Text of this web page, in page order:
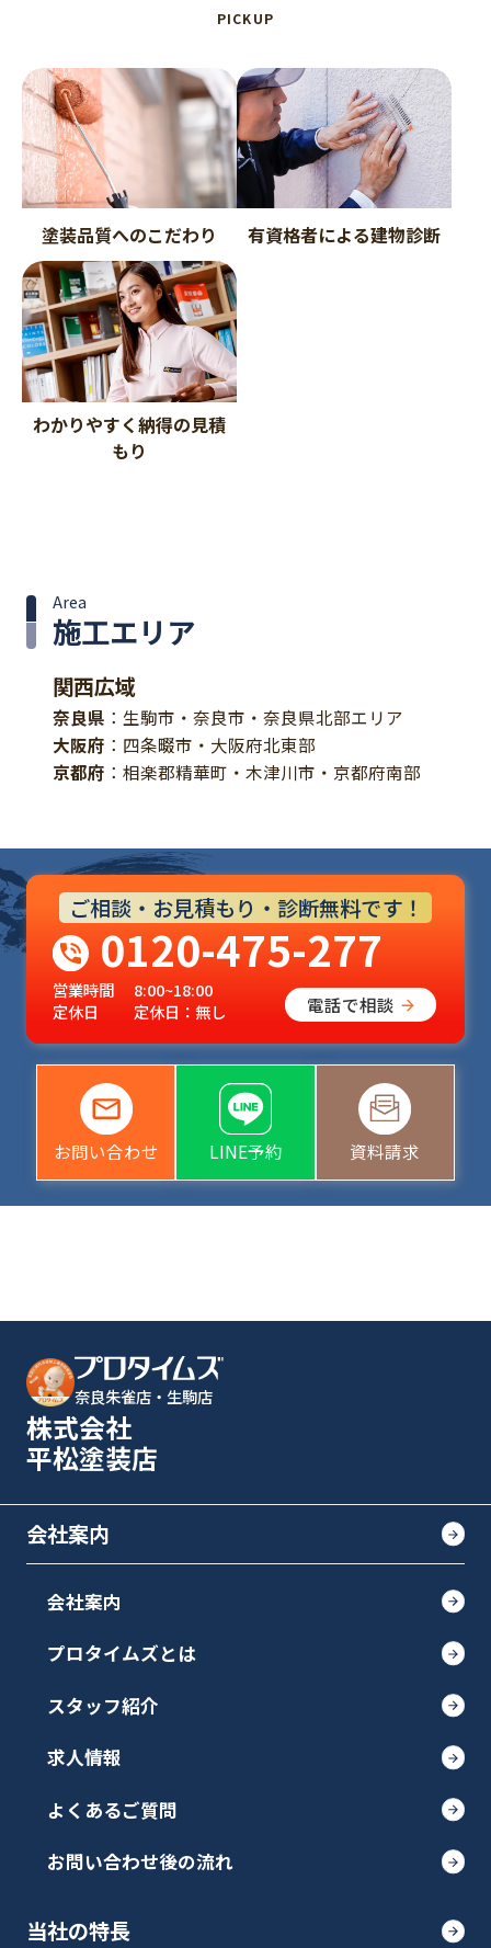
PICKUP
塗装品質へのこだわり 有資格者による建物診断
わかりやすく納得の見積
もり
施工エリア
Area
関西広域
奈良県 ：生駒市・奈良市・奈良県北部エリア
大阪府 ：四条畷市・大阪府北東部
京都府 ：相楽郡精華町・木津川市・京都府南部
ご相談・お見積もり・診断無料です！
0120-475-277
営業時間
8:00~18:00
定休日
定休日：無し 電話で相談
お問い合わせ LINE予約 資料請求
奈良朱雀店・生駒店
株式会社
平松塗装店
会社案内
会社案内
プロタイムズとは
スタッフ紹介
求人情報
よくあるご質問
お問い合わせ後の流れ
当社の特長